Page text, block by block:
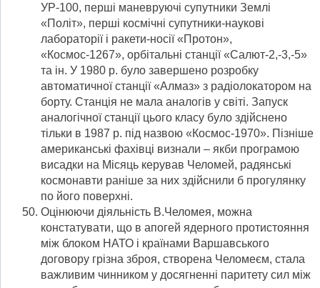
УР-100, перші маневруючі супутники Землі
«Політ», перші космічні супутники-наукові
лабораторії і ракети-носії «Протон»,
«Космос-1267», орбітальні станції «Салют-2,-3,-5»
та ін. У 1980 р. було завершено розробку
автоматичної станції «Алмаз» з радіолокатором на
борту. Станція не мала аналогів у світі. Запуск
аналогічної станції цього класу було здійснено
тільки в 1987 р. під назвою «Космос-1970». Пізніше
американські фахівці визнали – якби програмою
висадки на Місяць керував Челомей, радянські
космонавти раніше за них здійснили б прогулянку
по його поверхні.
Оцінюючи діяльність В.Челомея, можна
констатувати, що в апогей ядерного протистояння
між блоком НАТО і країнами Варшавського
договору грізна зброя, створена Челомеєм, стала
важливим чинником у досягненні паритету сил між